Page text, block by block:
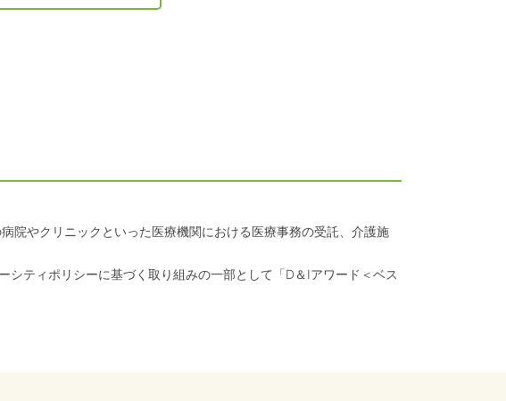
院やクリニックといった医療機関における医療事務の受託、介護施
ティポリシーに基づく取り組みの一部として「D＆Iアワード＜ベス